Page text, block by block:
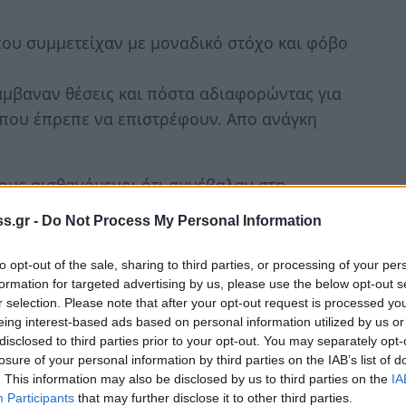
- Do Not Process My Personal Information
opt-out of the sale, sharing to third parties, or processing of your
for targeted advertising by us, please use the below opt-out
selection. Please note that after your opt-out request is processed
interest-based ads based on personal information utilized by us
to third parties prior to your opt-out. You may separately
of your personal information by third parties on the IAB’s list of
This information may also be disclosed by us to third parties on the
Participants that may further disclose it to other third parties.
συμμετείχαν με μοναδικό στόχο και φόβο
θέσεις και πόστα αδιαφορώντας για
έπρεπε να επιστρέφουν. Απο ανάγκη
αισθανόμενοι ότι συνέβαλαν στη
συμμετοχής και κατάθεσης έργου και
δεν δίσταζαν να χαράζουν στο έδρανο το
εις τους αιώνας των αιώνων…
κατάλαβα τα χρόνια που πέρασαν